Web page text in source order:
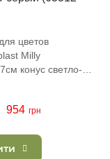
цветов
Milly
конус светло-
954 грн